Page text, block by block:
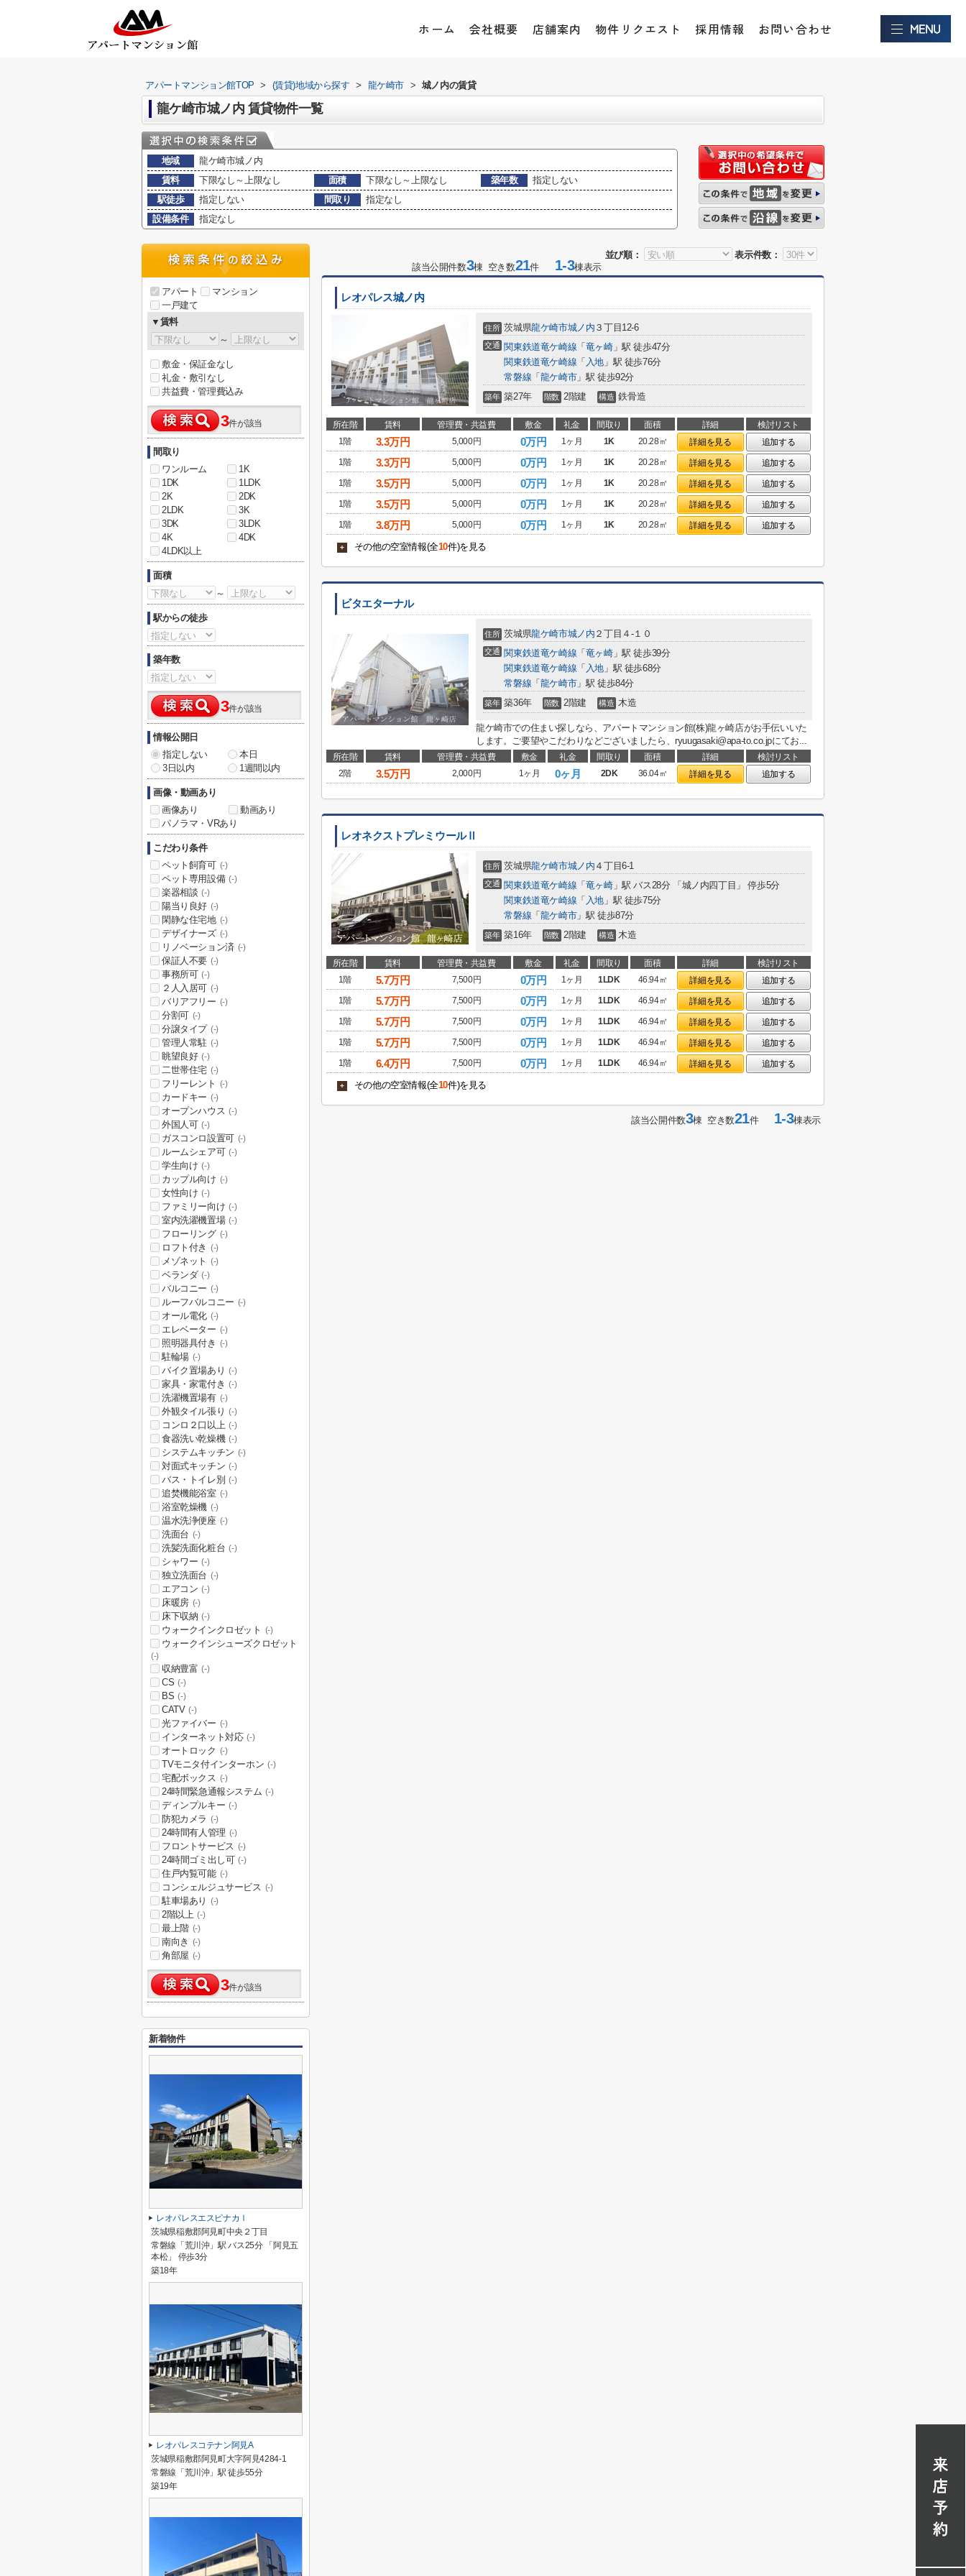
ホーム 会社概要 店舗案内 物件リクエスト 採用情報 お問い合わせ
アパートマンション館TOP > (賃貸)地域から探す > 龍ケ崎市 > 城ノ内の賃貸
龍ケ崎市城ノ内 賃貸物件一覧
地域
龍ケ崎市城ノ内
賃料
下限なし～上限なし 面積 下限なし～上限なし 築年数
指定しない
駅徒歩
指定しない 間取り
指定なし
設備条件
指定なし
並び順：
表示件数：
該当公開件数3棟 空き数21件 1-3棟表示
レオパレス城ノ内
住所 茨城県龍ケ崎市城ノ内 ３丁目12-6
交通 関東鉄道竜ケ崎線 「 竜ヶ崎」駅 徒歩47分
関東鉄道竜ケ崎線 「 入地 」駅 徒歩76分
常磐線 「 龍ケ崎市」駅 徒歩92分
築年 築27年 階数 2階建 構造 鉄骨造
所在階 賃料 管理費・共益費 敷金 礼金 間取り 面積 詳細
検討リスト
1階
3.3万円 5,000円 0万円 1ヶ月 1K 20.28㎡ 詳細を見る
追加する
1階
3.3万円 5,000円 0万円 1ヶ月 1K 20.28㎡ 詳細を見る
追加する
1階
3.5万円 5,000円 0万円 1ヶ月 1K 20.28㎡ 詳細を見る
追加する
1階
3.5万円 5,000円 0万円 1ヶ月 1K 20.28㎡ 詳細を見る
追加する
1階
3.8万円 5,000円 0万円 1ヶ月 1K 20.28㎡ 詳細を見る 追加する
+ その他の空室情報(全10件)を見る
ビタエターナル
住所 茨城県龍ケ崎市城ノ内 ２丁目４-１０
交通 関東鉄道竜ケ崎線 「 竜ヶ崎」駅 徒歩39分
関東鉄道竜ケ崎線 「 入地 」駅 徒歩68分
常磐線 「 龍ケ崎市」駅 徒歩84分
築年 築36年 階数 2階建 構造 木造
龍ケ崎市での住まい探しなら、アパートマンション館(株)龍ヶ崎店がお手伝いいた
します。ご要望やこだわりなどございましたら、ryuugasaki@apa-to.co.jpにてお...
所在階 賃料 管理費・共益費 敷金 礼金 間取り 面積 詳細
検討リスト
2階
3.5万円 2,000円 1ヶ月 0ヶ月 2DK 36.04㎡ 詳細を見る 追加する
レオネクストプレミウールⅡ
住所 茨城県龍ケ崎市城ノ内 ４丁目6-1
交通 関東鉄道竜ケ崎線 「 竜ヶ崎」駅 バス28分 「城ノ内四丁目」 停歩5分
関東鉄道竜ケ崎線 「 入地 」駅 徒歩75分
常磐線 「 龍ケ崎市」駅 徒歩87分
築年 築16年 階数 2階建 構造 木造
所在階 賃料 管理費・共益費 敷金 礼金 間取り 面積 詳細
検討リスト
1階
5.7万円 7,500円 0万円 1ヶ月 1LDK 46.94㎡ 詳細を見る
追加する
1階
5.7万円 7,500円 0万円 1ヶ月 1LDK 46.94㎡ 詳細を見る
追加する
1階
5.7万円 7,500円 0万円 1ヶ月 1LDK 46.94㎡ 詳細を見る
追加する
1階
5.7万円 7,500円 0万円 1ヶ月 1LDK 46.94㎡ 詳細を見る
追加する
1階
6.4万円 7,500円 0万円 1ヶ月 1LDK 46.94㎡ 詳細を見る 追加する
+ その他の空室情報(全10件)を見る
該当公開件数3棟 空き数21件1-3棟表示
アパート
マンション
一戸建て
▼賃料
～
敷金・保証金なし
礼金・敷引なし
共益費・管理費込み
3件が該当
間取り
ワンルーム
1K
1DK
1LDK
2K
2DK
2LDK
3K
3DK
3LDK
4K
4DK
4LDK以上
面積
～
駅からの徒歩
築年数
3件が該当
情報公開日
指定しない
本日
3日以内
1週間以内
画像・動画あり
画像あり
動画あり
パノラマ・VRあり
こだわり条件
ペット飼育可 (-)
ペット専用設備 (-)
楽器相談 (-)
陽当り良好 (-)
閑静な住宅地 (-)
デザイナーズ (-)
リノベーション済 (-)
保証人不要 (-)
事務所可 (-)
２人入居可 (-)
バリアフリー (-)
分割可 (-)
分譲タイプ (-)
管理人常駐 (-)
眺望良好 (-)
二世帯住宅 (-)
フリーレント (-)
カードキー (-)
オープンハウス (-)
外国人可 (-)
ガスコンロ設置可 (-)
ルームシェア可 (-)
学生向け (-)
カップル向け (-)
女性向け (-)
ファミリー向け (-)
室内洗濯機置場 (-)
フローリング (-)
ロフト付き (-)
メゾネット (-)
ベランダ (-)
バルコニー (-)
ルーフバルコニー (-)
オール電化 (-)
エレベーター (-)
照明器具付き (-)
駐輪場 (-)
バイク置場あり (-)
家具・家電付き (-)
洗濯機置場有 (-)
外観タイル張り (-)
コンロ２口以上 (-)
食器洗い乾燥機 (-)
システムキッチン (-)
対面式キッチン (-)
バス・トイレ別 (-)
追焚機能浴室 (-)
浴室乾燥機 (-)
温水洗浄便座 (-)
洗面台 (-)
洗髪洗面化粧台 (-)
シャワー (-)
独立洗面台 (-)
エアコン (-)
床暖房 (-)
床下収納 (-)
ウォークインクロゼット (-)
ウォークインシューズクロゼット
(-)
収納豊富 (-)
CS (-)
BS (-)
CATV (-)
光ファイバー (-)
インターネット対応 (-)
オートロック (-)
TVモニタ付インターホン (-)
宅配ボックス (-)
24時間緊急通報システム (-)
ディンプルキー (-)
防犯カメラ (-)
24時間有人管理 (-)
フロントサービス (-)
24時間ゴミ出し可 (-)
住戸内覧可能 (-)
コンシェルジュサービス (-)
駐車場あり (-)
2階以上 (-)
最上階 (-)
南向き (-)
角部屋 (-)
3件が該当
新着物件
レオパレスエスピナカⅠ
茨城県稲敷郡阿見町中央２丁目
常磐線「荒川沖」駅 バス25分 「阿見五
本松」 停歩3分
築18年
レオパレスコテナン阿見A
茨城県稲敷郡阿見町大字阿見4284-1
常磐線「荒川沖」駅 徒歩55分
築19年